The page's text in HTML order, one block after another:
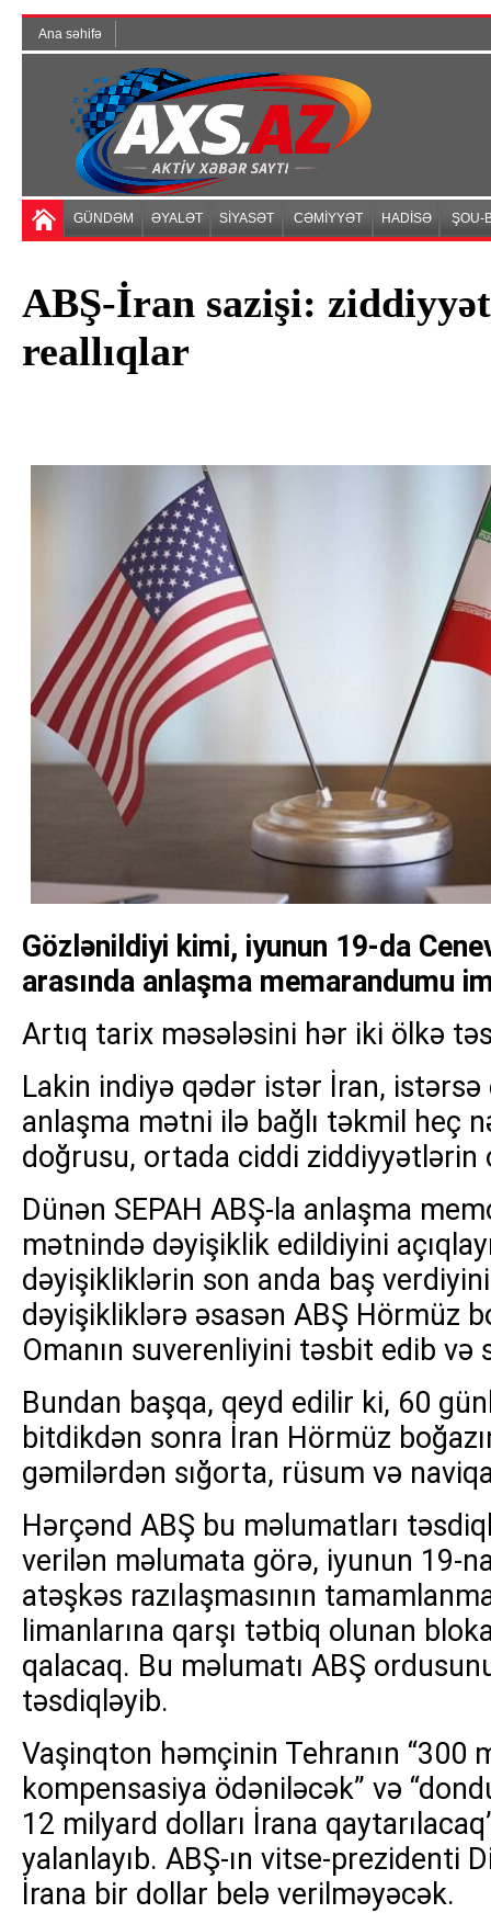
Ana səhifə
GÜNDƏM ƏYALƏT SİYASƏT CƏMİYYƏT HADİSƏ ŞOU-
ABŞ-İran sazişi:
reallıqlar
Gözlənildiyi kimi, iyunun 19-da
arasında anlaşma memarandumu
Artıq tarix məsələsini hər iki ölkə
Lakin indiyə qədər istər İran, istərsə
anlaşma mətni ilə bağlı təkmil heç
doğrusu, ortada ciddi ziddiyyətlərin
Dünən SEPAH ABŞ-la anlaşma
mətnində dəyişiklik edildiyini
dəyişikliklərin son anda baş
dəyişikliklərə əsasən ABŞ Hörmüz
Omanın suverenliyini təsbit edib və
Bundan başqa, qeyd edilir ki, 60
bitdikdən sonra İran Hörmüz
gəmilərdən sığorta, rüsum və
Hərçənd ABŞ bu məlumatları
verilən məlumata görə, iyunun 19-
atəşkəs razılaşmasının
limanlarına qarşı tətbiq olunan
qalacaq. Bu məlumatı ABŞ
təsdiqləyib.
Vaşinqton həmçinin Tehranın “300
kompensasiya ödəniləcək” və
12 milyard dolları İrana
yalanlayıb. ABŞ-ın vitse-prezidenti
İrana bir dollar belə verilməyəcək.